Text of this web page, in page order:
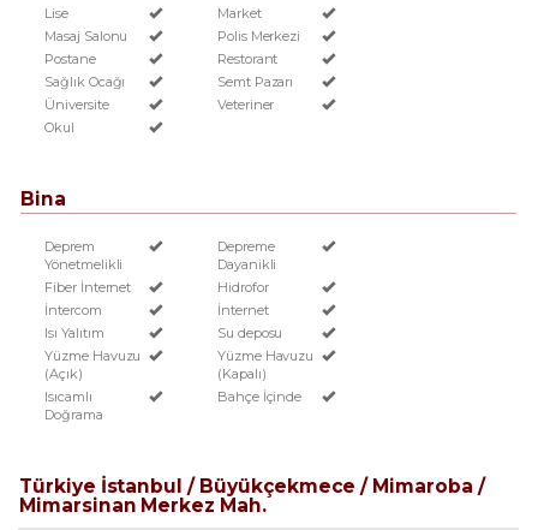
Lise
Market
Masaj Salonu
Polis Merkezi
Postane
Restorant
Sağlık Ocağı
Semt Pazarı
Üniversite
Veteriner
Okul
Bina
Deprem
Yönetmelikli
Depreme
Dayanikli
Fiber İnternet
Hidrofor
İntercom
İnternet
Isı Yalıtım
Su deposu
Yüzme Havuzu
(Açık)
Yüzme Havuzu
(Kapalı)
Isıcamlı
Doğrama
Bahçe İçinde
Türkiye İstanbul / Büyükçekmece / Mimaroba /
Mimarsinan Merkez Mah.